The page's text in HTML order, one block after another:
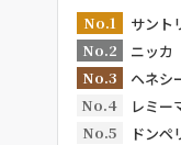
No.1
サント
No.2
ニッカ
No.3
ヘネシ
No.4
レミー
No.5
ドンペ